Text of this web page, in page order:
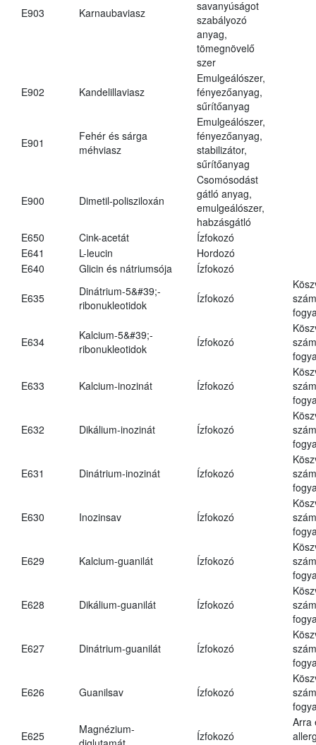
E903 Karnaubaviasz
savanyúságot
szabályozó
anyag,
tömegnövelő
szer
E902 Kandelillaviasz
Emulgeálószer,
fényezőanyag,
sűrítőanyag
E901
Fehér és sárga
méhviasz
Emulgeálószer,
fényezőanyag,
stabilizátor,
sűrítőanyag
E900 Dimetil-polisziloxán
Csomósodást
gátló anyag,
emulgeálószer,
habzásgátló
E650
Cink-acetát
Ízfokozó
E641
L-leucin
Hordozó
E640
Glicin és nátriumsója Ízfokozó
E635
Dinátrium-5&#39;-
ribonukleotidok
Ízfokozó
E634
Kalcium-5&#39;-
ribonukleotidok
Ízfokozó
E633 Kalcium-inozinát Ízfokozó
E632 Dikálium-inozinát Ízfokozó
E631 Dinátrium-inozinát Ízfokozó
E630 Inozinsav Ízfokozó
E629 Kalcium-guanilát Ízfokozó
E628 Dikálium-guanilát Ízfokozó
E627 Dinátrium-guanilát Ízfokozó
E626 Guanilsav Ízfokozó
E625
Magnézium-
Ízfokozó
Arra